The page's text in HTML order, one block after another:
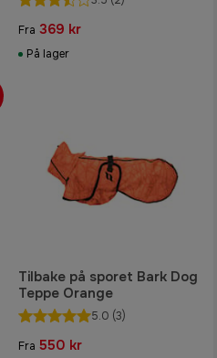
Fra 369 kr
På lager
Tilbake på sporet Bark Dog
Teppe Orange
5.0 (3)
Fra 550 kr